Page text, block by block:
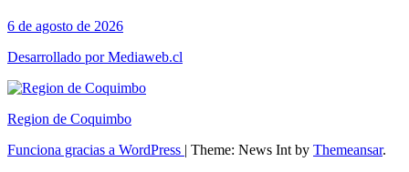
6 de agosto de 2026
Desarrollado por Mediaweb.cl
Region de Coquimbo
Funciona gracias a WordPress
Theme: News Int by Themeansar.